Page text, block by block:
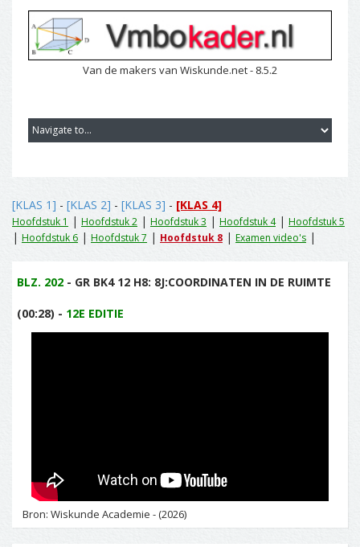
Van de makers van Wiskunde.net - 8.5.2
[KLAS 1] - [KLAS 2] - [KLAS 3] - [KLAS 4]
Hoofdstuk 1 | Hoofdstuk 2 | Hoofdstuk 3 | Hoofdstuk 4| Hoofdstuk 5
| Hoofdstuk 6 | Hoofdstuk 7 | Hoofdstuk 8 | Examen video's |
BLZ. 202 - GR BK4 12 H8: 8J:COORDINATEN IN DE RUIMTE
(00:28) - 12E EDITIE
Bron: Wiskunde Academie - (2026)